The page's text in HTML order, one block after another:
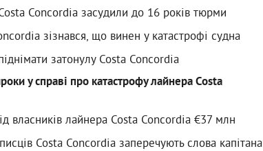
Concordia засудили до 16 років тюрми
зізнався, що винен у катастрофі судна
затонулу Costa Concordia
у справі про катастрофу лайнера Costa
власників лайнера Costa Concordia €37 млн
Costa Concordia заперечують слова капітана